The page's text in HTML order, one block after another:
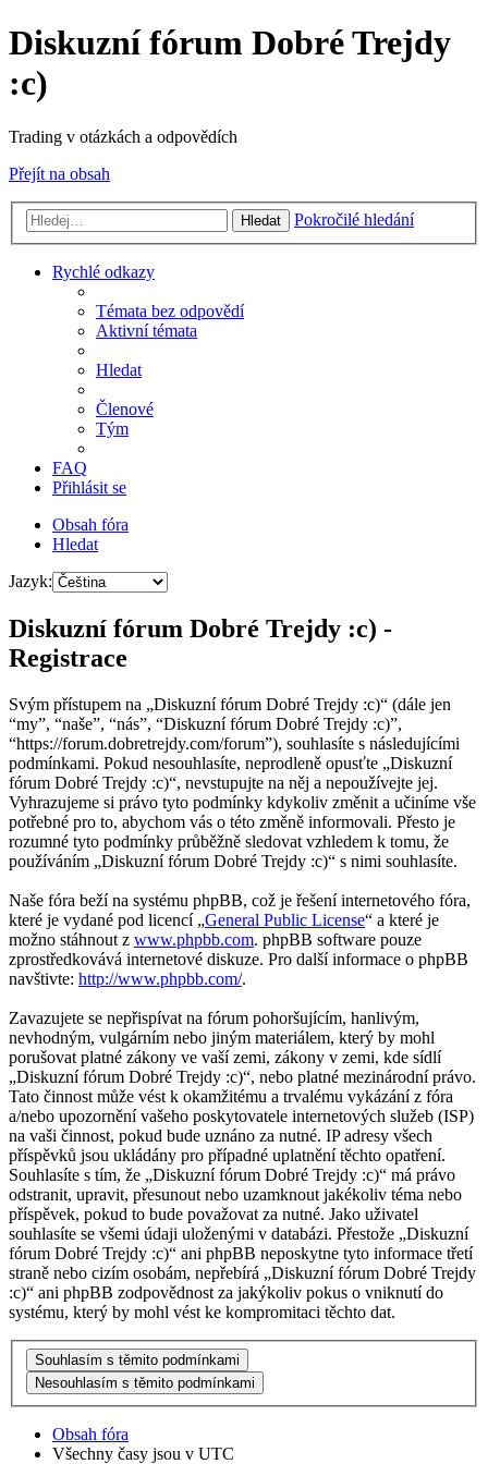
Diskuzní fórum Dobré Trejdy
:c)
Trading v otázkách a odpovědích
Přejít na obsah
Hledat Pokročilé hledání
Rychlé odkazy
Témata bez odpovědí
Aktivní témata
Hledat
Členové
Tým
FAQ
Přihlásit se
Obsah fóra
Hledat
Jazyk:
Diskuzní fórum Dobré Trejdy :c) -
Registrace
Svým přístupem na „Diskuzní fórum Dobré Trejdy :c)“ (dále jen
“my”, “naše”, “nás”, “Diskuzní fórum Dobré Trejdy :c)”,
“https://forum.dobretrejdy.com/forum”), souhlasíte s následujícími
podmínkami. Pokud nesouhlasíte, neprodleně opusťte „Diskuzní
fórum Dobré Trejdy :c)“, nevstupujte na něj a nepoužívejte jej.
Vyhrazujeme si právo tyto podmínky kdykoliv změnit a učiníme vše
potřebné pro to, abychom vás o této změně informovali. Přesto je
rozumné tyto podmínky průběžně sledovat vzhledem k tomu, že
používáním „Diskuzní fórum Dobré Trejdy :c)“ s nimi souhlasíte.
Naše fóra beží na systému phpBB, což je řešení internetového fóra,
které je vydané pod licencí „General Public License“ a které je
možno stáhnout z www.phpbb.com. phpBB software pouze
zprostředkovává internetové diskuze. Pro další informace o phpBB
navštivte: http://www.phpbb.com/.
Zavazujete se nepřispívat na fórum pohoršujícím, hanlivým,
nevhodným, vulgárním nebo jiným materiálem, který by mohl
porušovat platné zákony ve vaší zemi, zákony v zemi, kde sídlí
„Diskuzní fórum Dobré Trejdy :c)“, nebo platné mezinárodní právo.
Tato činnost může vést k okamžitému a trvalému vykázání z fóra
a/nebo upozornění vašeho poskytovatele internetových služeb (ISP)
na vaši činnost, pokud bude uznáno za nutné. IP adresy všech
příspěvků jsou ukládány pro případné uplatnění těchto opatření.
Souhlasíte s tím, že „Diskuzní fórum Dobré Trejdy :c)“ má právo
odstranit, upravit, přesunout nebo uzamknout jakékoliv téma nebo
příspěvek, pokud to bude považovat za nutné. Jako uživatel
souhlasíte se všemi údaji uloženými v databázi. Přestože „Diskuzní
fórum Dobré Trejdy :c)“ ani phpBB neposkytne tyto informace třetí
straně nebo cizím osobám, nepřebírá „Diskuzní fórum Dobré Trejdy
:c)“ ani phpBB zodpovědnost za jakýkoliv pokus o vniknutí do
systému, který by mohl vést ke kompromitaci těchto dat.
Obsah fóra
Všechny časy jsou v UTC